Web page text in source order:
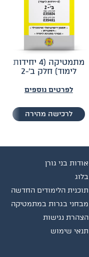
מתמטיקה (4 יחידות
לימוד) חלק ב'-2
לפרטים נוספים
לרכישה מהירה
אודות בני גורן
בלוג
תוכנית הלימודים החדשה
מבחני בגרות במתמטיקה
הצהרת נגישות
תנאי שימוש